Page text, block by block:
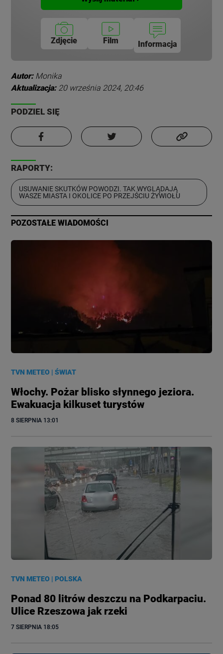
Zdjęcie Film Informacja
Autor: Monika
Aktualizacja: 20 września 2024, 20:46
PODZIEL SIĘ
RAPORTY:
USUWANIE SKUTKÓW POWODZI. TAK WYGLĄDAJĄ
WASZE MIASTA I OKOLICE PO PRZEJŚCIU ŻYWIOŁU
POZOSTAŁE WIADOMOŚCI
TVN METEO |ŚWIAT
Włochy. Pożar blisko słynnego jeziora.
Ewakuacja kilkuset turystów
8 SIERPNIA 13:01
TVN METEO |POLSKA
Ponad 80 litrów deszczu na Podkarpaciu.
Ulice Rzeszowa jak rzeki
7 SIERPNIA 18:05